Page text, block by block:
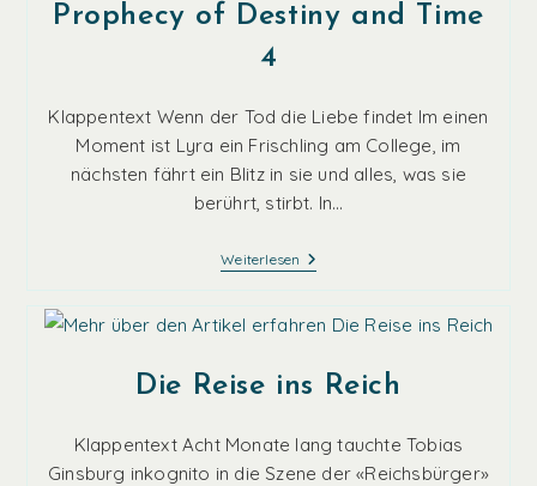
Prophecy of Destiny and Time
4
Klappentext Wenn der Tod die Liebe findet Im einen
Moment ist Lyra ein Frischling am College, im
nächsten fährt ein Blitz in sie und alles, was sie
berührt, stirbt. In…
Weiterlesen A
Girl
Death
–
Prophecy
Of
Time
4
Die Reise ins Reich
Klappentext Acht Monate lang tauchte Tobias
Ginsburg inkognito in die Szene der «Reichsbürger»